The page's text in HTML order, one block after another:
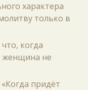
характера
только в
когда
женщина не
придёт